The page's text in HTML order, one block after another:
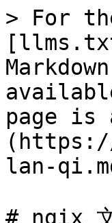
> For
page is
lan-
# ngix 文